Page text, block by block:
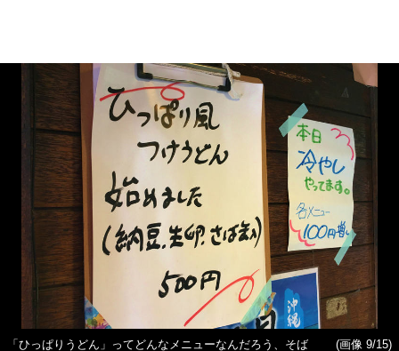
「ひっぱりうどん」ってどんなメニューなんだろう、そば
(画像 9/15)